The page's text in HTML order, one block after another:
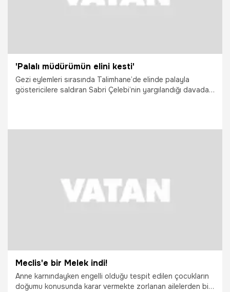
'Palalı müdürümün elini kesti'
Gezi eylemleri sırasında Talimhane’de elinde palayla
göstericilere saldıran Sabri Çelebi’nin yargılandığı davada,
Meclis'e bir Melek indi!
Anne karnındayken engelli olduğu tespit edilen çocukların
doğumu konusunda karar vermekte zorlanan ailelerden biri